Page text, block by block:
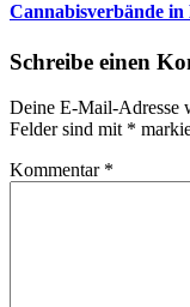
Cannabisverbände in
Schreibe einen
Deine E-Mail-Adresse
Felder sind mit *
Kommentar *